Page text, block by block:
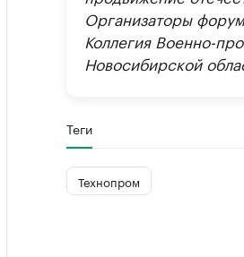
Организаторы
Коллегия Военно-
Новосибирской
Теги
Технопром